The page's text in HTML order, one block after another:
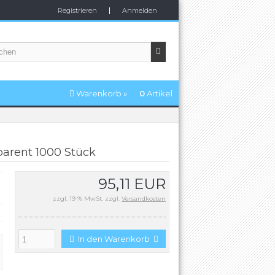
Registrieren Anmelden
Warenkorb » 0Artikel
1000 Stück
95,11 EUR
zzgl. 19 % MwSt. zzgl. Versandkosten
In den Warenkorb